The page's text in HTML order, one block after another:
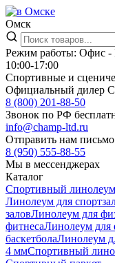
Омск
Режим работы: Офис -
10:00-17:00
Спортивные и
Официальный дилер
8 (800) 201-88-50
Звонок по РФ
info@champ-ltd.ru
Отправить нам письмо
8 (950) 555-88-55
Мы в мессенджерах
Каталог
Спортивный линолеум
Линолеум для
заловЛинолеум для
фитнесаЛинолеум для
баскетболаЛинолеум
4 ммСпортивный